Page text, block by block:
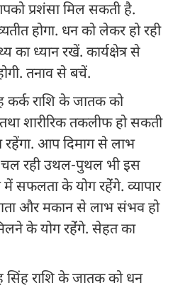
प्रशंसा मिल सकती है.
होगा. धन को लेकर हो रही
का ध्यान रखें. कार्यक्षेत्र से
तनाव से बचें.
कर्क राशि के जातक को
शारीरिक तकलीफ हो सकती
रहेंगा. आप दिमाग से लाभ
रही उथल-पुथल भी इस
में सफलता के योग रहेंंगे. व्यापार
और मकान से लाभ संभव हो
के योग रहेंंगे. सेहत का
सिंह राशि के जातक को धन